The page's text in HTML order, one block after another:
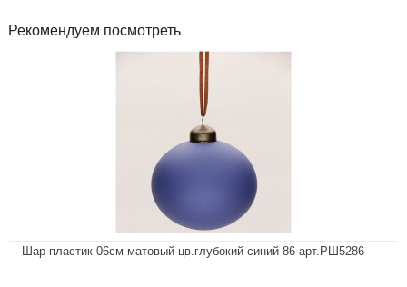
Рекомендуем посмотреть
Шар пластик 06см матовый цв.глубокий синий 86 арт.РШ5286